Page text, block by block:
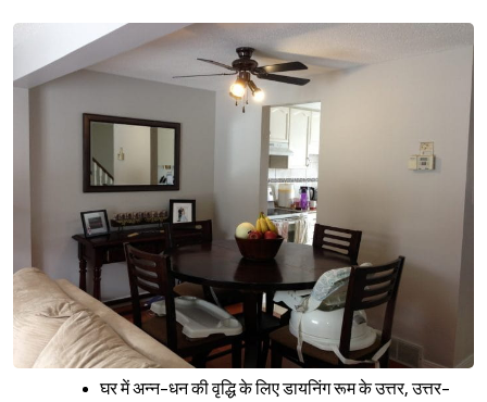
घर में अन्न-धन की वृद्धि के लिए डायनिंग रूम के उत्तर, उत्तर-